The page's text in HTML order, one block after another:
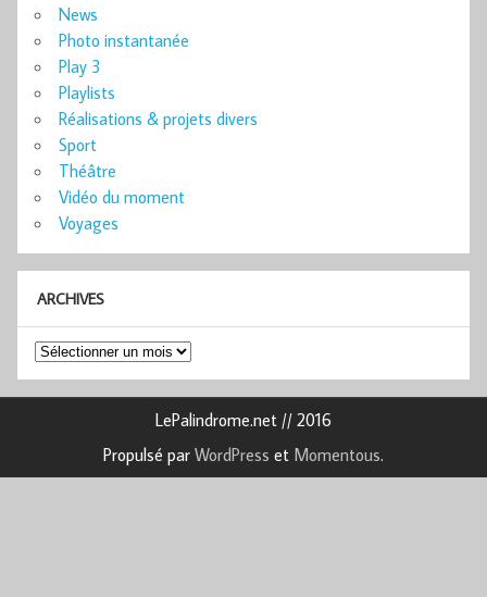
News
Photo instantanée
Play 3
Playlists
Réalisations & projets divers
Sport
Théâtre
Vidéo du moment
Voyages
ARCHIVES
Archives
LePalindrome.net // 2016
Propulsé par WordPress et Momentous.